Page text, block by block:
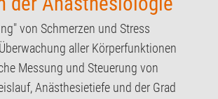
von Schmerzen und Stress
aller Körperfunktionen
Messung und Steuerung von
Anästhesietiefe und der Grad